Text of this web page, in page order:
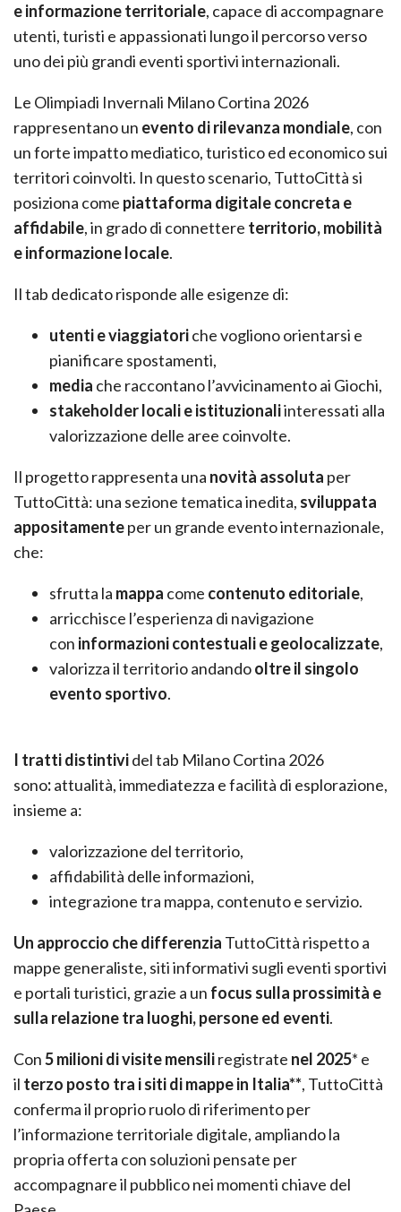
e informazione territoriale, capace di accompagnare
utenti, turisti e appassionati lungo il percorso verso
uno dei più grandi eventi sportivi internazionali.
Le Olimpiadi Invernali Milano Cortina 2026
rappresentano un evento dirilevanza mondiale, con
un forte impatto mediatico, turistico ed economico sui
territori coinvolti. In questo scenario, TuttoCittà si
posiziona come piattaforma digitale concreta e
affidabile, in grado di connettere territorio, mobilità
e informazione locale.
Il tab dedicato risponde alle esigenze di:
utenti e viaggiatoriche vogliono orientarsi e
pianificare spostamenti,
media che raccontano l’avvicinamento ai Giochi,
stakeholder locali e istituzionaliinteressati alla
valorizzazione delle aree coinvolte.
Il progetto rappresenta una novità assoluta per
TuttoCittà: una sezione tematica inedita, sviluppata
appositamenteper un grande evento internazionale,
che:
sfrutta la mappa come contenuto editoriale,
arricchisce l’esperienza di navigazione
con informazioni contestuali e geolocalizzate,
valorizza il territorio andandooltre il singolo
evento sportivo.
I tratti distintividel tab Milano Cortina 2026
sono:attualità, immediatezza e facilità di esplorazione,
insieme a:
valorizzazione del territorio,
affidabilità delle informazioni,
integrazione tra mappa, contenuto e servizio.
Un approccio che differenzia TuttoCittà rispetto a
mappe generaliste, siti informativi sugli eventi sportivi
e portali turistici, grazie a un focus sulla prossimità e
sulla relazione tra luoghi, persone ed eventi.
Con5 milioni di visite mensiliregistrate nel 2025* e
il terzo posto tra i siti di mappe in Italia**, TuttoCittà
conferma il proprio ruolo di riferimento per
l’informazione territoriale digitale, ampliando la
propria offerta con soluzioni pensate per
accompagnare il pubblico nei momenti chiave del